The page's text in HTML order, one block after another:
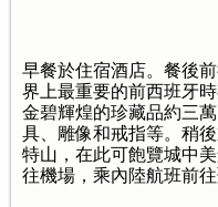
早餐於住宿酒店。餐後
界上最重要的前西班牙
金碧輝煌的珍藏品約三
具、雕像和戒指等。稍
特山，在此可飽覽城中
往機場，乘內陸航班前